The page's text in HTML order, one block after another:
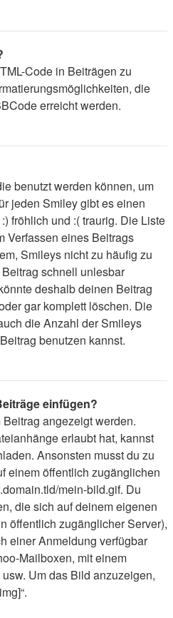
Code in Beiträgen zu
die
erreicht werden.
benutzt werden können, um
jeden Smiley gibt es einen
fröhlich und :( traurig. Die Liste
Verfassen eines Beitrags
Smileys nicht zu häufig zu
schnell unlesbar
deshalb deinen Beitrag
gar komplett löschen. Die
die Anzahl der Smileys
benutzen kannst.
einfügen?
angezeigt werden.
erlaubt hat, kannst
Ansonsten musst du zu
einem öffentlich zugänglichen
mein-bild.gif. Du
die sich auf deinem eigenen
öffentlich zugänglicher Server),
einer Anmeldung verfügbar
Mailboxen, mit einem
Um das Bild anzuzeigen,